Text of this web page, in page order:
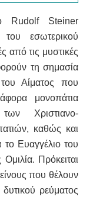
Rudolf Steiner
του εσωτερικού
από τις μυστικές
τη σημασία
Αίματος που
μονοπάτια
Χριστιανο-
καθώς και
το Ευαγγέλιο του
Πρόκειται
που θέλουν
ρεύματος